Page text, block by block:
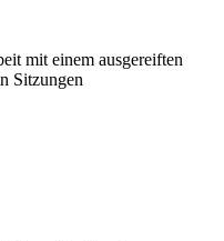
mit einem ausgereiften
Sitzungen